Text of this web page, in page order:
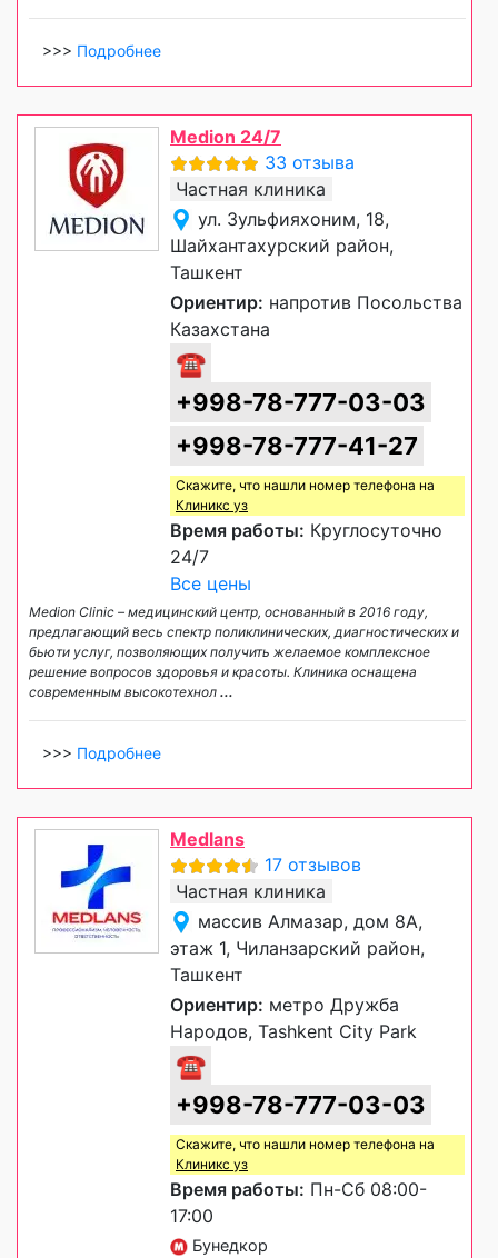
>>> Подробнее
Medion 24/7
33 отзыва
Частная клиника
ул. Зульфияхоним, 18,
Шайхантахурский район,
Ташкент
Ориентир: напротив Посольства
Казахстана
☎
+998-78-777-03-03
+998-78-777-41-27
Скажите, что нашли номер телефона на
Клиникс уз
Время работы: Круглосуточно
24/7
Все цены
Medion Сlinic – медицинский центр, основанный в 2016 году,
предлагающий весь спектр поликлинических, диагностических и
бьюти услуг, позволяющих получить желаемое комплексное
решение вопросов здоровья и красоты. Клиника оснащена
современным высокотехнол ...
>>> Подробнее
Medlans
17 отзывов
Частная клиника
массив Алмазар, дом 8А,
этаж 1, Чиланзарский район,
Ташкент
Ориентир: метро Дружба
Народов, Tashkent City Park
☎
+998-78-777-03-03
Скажите, что нашли номер телефона на
Клиникс уз
Время работы: Пн-Сб 08:00-
17:00
Бунедкор